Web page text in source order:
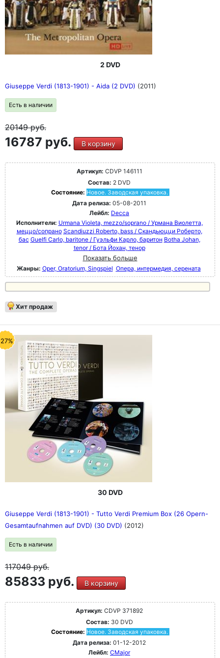
2 DVD
Giuseppe Verdi (1813-1901) - Aida (2 DVD) (2011)
Есть в наличии
20149руб.
16787 руб. В корзину
Артикул: CDVP 146111
Состав: 2 DVD
Состояние: Новое. Заводская упаковка.
Дата релиза: 05-08-2011
Лейбл: Decca
Исполнители: Urmana Violeta, mezzo/soprano / Урмана Виолетта,
меццо/сопрано Scandiuzzi Roberto, bass / Скандьюцци Роберто,
бас Guelfi Carlo, baritone / Гуэльфи Карло, баритон Botha Johan,
tenor / Бота Йохан, тенор
Показать больше
Жанры: Oper, Oratorium, Singspiel Опера, интермедия, серената
Хит продаж
30 DVD
Giuseppe Verdi (1813-1901) - Tutto Verdi Premium Box (26 Opern-
Gesamtaufnahmen auf DVD) (30 DVD) (2012)
Есть в наличии
117049руб.
85833 руб. В корзину
Артикул: CDVP 371892
Состав: 30 DVD
Состояние: Новое. Заводская упаковка.
Дата релиза: 01-12-2012
Лейбл: CMajor